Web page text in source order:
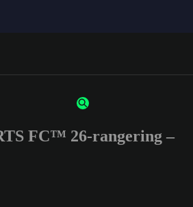
or numbers
FC™ 26-rangering –